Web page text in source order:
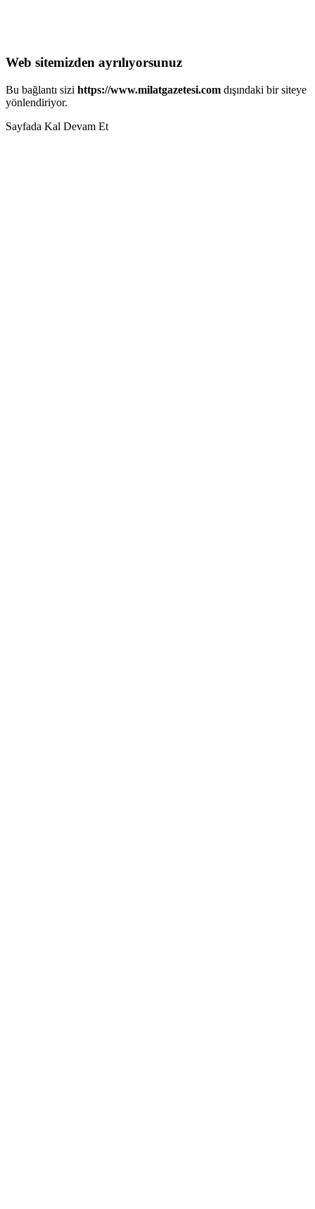
Web sitemizden ayrılıyorsunuz
Bu bağlantı sizi https://www.milatgazetesi.com dışındaki bir siteye
yönlendiriyor.
Sayfada Kal Devam Et